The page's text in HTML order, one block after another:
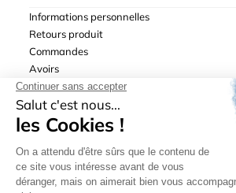
Informations personnelles
Retours produit
Commandes
Avoirs
Adresses
Bons de réduction